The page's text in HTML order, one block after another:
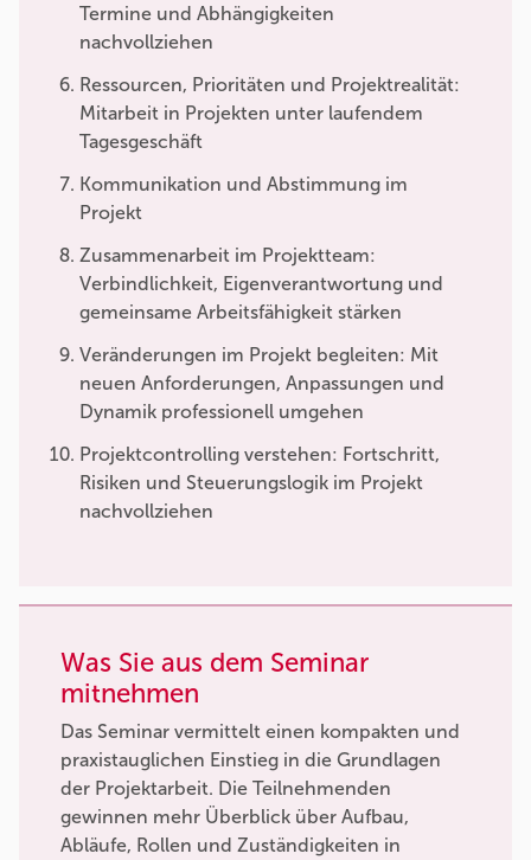
Termine und Abhängigkeiten
nachvollziehen
Ressourcen, Prioritäten und Projektrealität:
Mitarbeit in Projekten unter laufendem
Tagesgeschäft
Kommunikation und Abstimmung im
Projekt
Zusammenarbeit im Projektteam:
Verbindlichkeit, Eigenverantwortung und
gemeinsame Arbeitsfähigkeit stärken
Veränderungen im Projekt begleiten: Mit
neuen Anforderungen, Anpassungen und
Dynamik professionell umgehen
Projektcontrolling verstehen: Fortschritt,
Risiken und Steuerungslogik im Projekt
nachvollziehen
Was Sie aus dem Seminar
mitnehmen
Das Seminar vermittelt einen kompakten und
praxistauglichen Einstieg in die Grundlagen
der Projektarbeit. Die Teilnehmenden
gewinnen mehr Überblick über Aufbau,
Abläufe, Rollen und Zuständigkeiten in